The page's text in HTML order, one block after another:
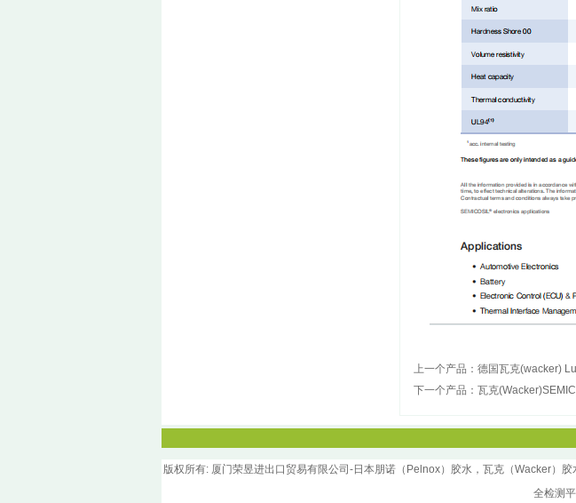
上一个产品： 德国瓦克(wacker)
下一个产品： 瓦克
版权所有: 厦门荣昱进出口贸易有限公司-日本朋诺（Pelnox）胶水，瓦克（Wacker）
全检测